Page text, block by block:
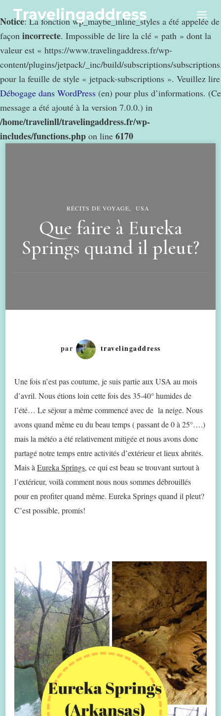
Notice: La fonction wp_maybe_inline_styles a été appelée de
façon incorrecte. Impossible de lire la clé « path » dont la
valeur est « https://www.travelingaddress.fr/wp-
content/plugins/jetpack/_inc/build/subscriptions/
pour la feuille de style « jetpack-subscriptions ». Veuillez lire
Débogage dans WordPress (en) pour plus d’informations. (Ce
message a été ajouté à la version 7.0.0.) in
/home/travelinll/travelingaddress.fr/wp-
includes/functions.php on line 6170
Travelingaddress
RÉCITS DE VOYAGE USA
Que faire à Eureka
Springs quand il pleut?
par travelingaddress
Une fois n’est pas coutume, je suis partie aux USA au mois
d’avril. Nous étions loin cette fois des 35-40° humides de
l’été… Le séjour a même commencé avec de la neige. Nous
avons quand même eu du beau temps ( passant de 0 à 25°….)
mais la météo a été relativement mitigée et nous avons donc
partagé notre temps entre activités d’extérieur et lieux abrités.
Mais à Eureka Springs, ce qui est beau se trouvant surtout à
l’extérieur, voilà comment nous nous sommes débrouillés
pour en profiter quand même. Eureka Springs quand il pleut?
C’est possible, promis!